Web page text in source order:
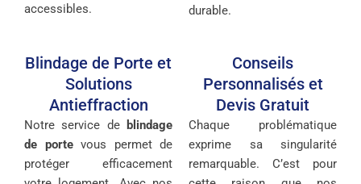
accessibles.
durable.
Blindage de Porte et
Solutions
Antieffraction
Notre service de blindage
de portevous permet de
protéger efficacement
Conseils
Personnalisés et
Devis Gratuit
Chaque problématique
exprime sa singularité
remarquable. C’est pour